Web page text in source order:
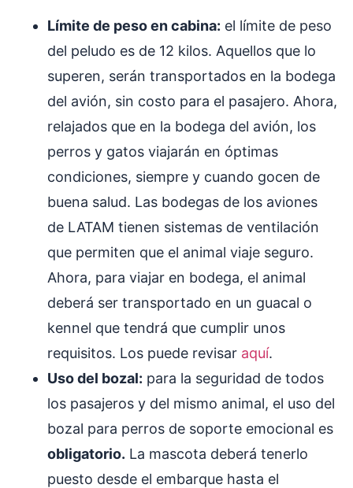
Límite de peso en cabina: el límite de peso
del peludo es de 12 kilos. Aquellos que lo
superen, serán transportados en la bodega
del avión, sin costo para el pasajero. Ahora,
relajados que en la bodega del avión, los
perros y gatos viajarán en óptimas
condiciones, siempre y cuando gocen de
buena salud. Las bodegas de los aviones
de LATAM tienen sistemas de ventilación
que permiten que el animal viaje seguro.
Ahora, para viajar en bodega, el animal
deberá ser transportado en un guacal o
kennel que tendrá que cumplir unos
requisitos. Los puede revisar aquí.
Uso del bozal: para la seguridad de todos
los pasajeros y del mismo animal, el uso del
bozal para perros de soporte emocional es
obligatorio. La mascota deberá tenerlo
puesto desde el embarque hasta el